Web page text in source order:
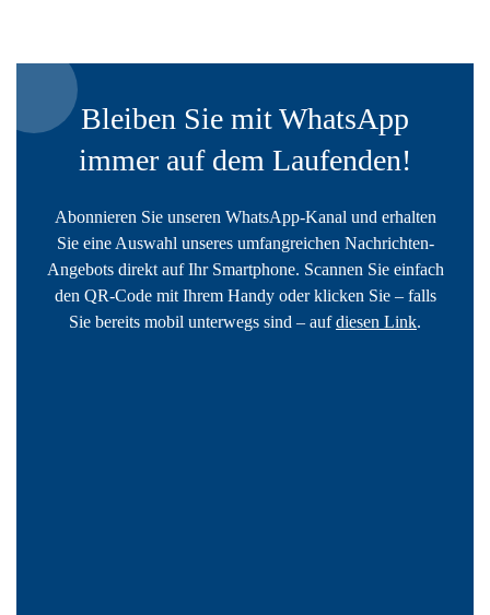
Bleiben Sie mit WhatsApp
immer auf dem Laufenden!
Abonnieren Sie unseren WhatsApp-Kanal und erhalten
Sie eine Auswahl unseres umfangreichen Nachrichten-
Angebots direkt auf Ihr Smartphone. Scannen Sie einfach
den QR-Code mit Ihrem Handy oder klicken Sie – falls
Sie bereits mobil unterwegs sind – aufdiesen Link.